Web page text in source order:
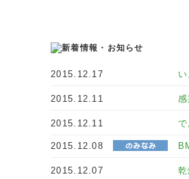
2015.12.17
2015.12.11
2015.12.11 で
2015.12.08
2015.12.07 乾